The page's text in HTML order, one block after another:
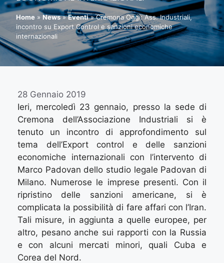
Home » News » Eventi » Cremona Oggi: Ass. Industriali,
incontro su Export Control e sanzioni economiche
internazionali
28 Gennaio 2019
Ieri, mercoledì 23 gennaio, presso la sede di
Cremona dell’Associazione Industriali si è
tenuto un incontro di approfondimento sul
tema dell’Export control e delle sanzioni
economiche internazionali con l’intervento di
Marco Padovan dello studio legale Padovan di
Milano. Numerose le imprese presenti. Con il
ripristino delle sanzioni americane, si è
complicata la possibilità di fare affari con l’Iran.
Tali misure, in aggiunta a quelle europee, per
altro, pesano anche sui rapporti con la Russia
e con alcuni mercati minori, quali Cuba e
Corea del Nord.